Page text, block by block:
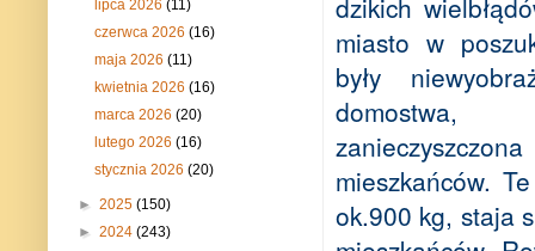
miasto w
były
mieszkańców.
ok.900 kg, staja
lipca 2026(11)
czerwca 2026(16)
maja 2026(11)
kwietnia 2026(16)
marca 2026(20)
lutego 2026(16)
stycznia 2026(20)
► 2025 (150)
► 2024 (243)